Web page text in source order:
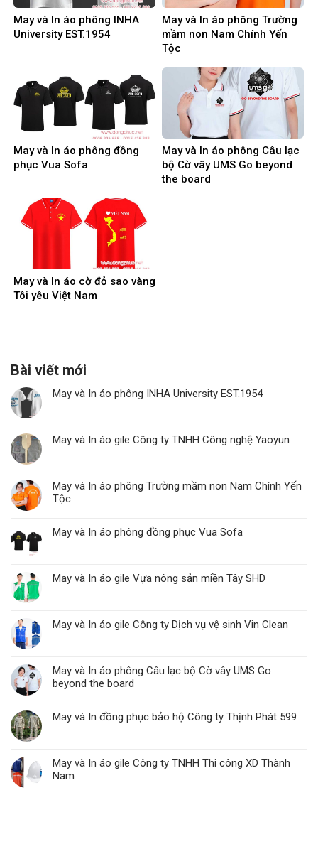
May và In áo phông INHA
University EST.1954
May và In áo phông Trường
mầm non Nam Chính Yến
Tộc
May và In áo phông đồng
phục Vua Sofa
May và In áo phông Câu lạc
bộ Cờ vây UMS Go beyond
the board
May và In áo cờ đỏ sao vàng
Tôi yêu Việt Nam
Bài viết mới
May và In áo phông INHA University EST.1954
May và In áo gile Công ty TNHH Công nghệ Yaoyun
May và In áo phông Trường mầm non Nam Chính Yến
Tộc
May và In áo phông đồng phục Vua Sofa
May và In áo gile Vựa nông sản miền Tây SHD
May và In áo gile Công ty Dịch vụ vệ sinh Vin Clean
May và In áo phông Câu lạc bộ Cờ vây UMS Go
beyond the board
May và In đồng phục bảo hộ Công ty Thịnh Phát 599
May và In áo gile Công ty TNHH Thi công XD Thành
Nam